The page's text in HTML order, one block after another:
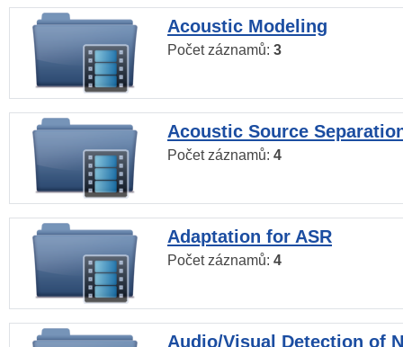
Acoustic Modeling
Počet záznamů: 3
Acoustic Source
Počet záznamů: 4
Adaptation for ASR
Počet záznamů: 4
Audio/Visual Detection of